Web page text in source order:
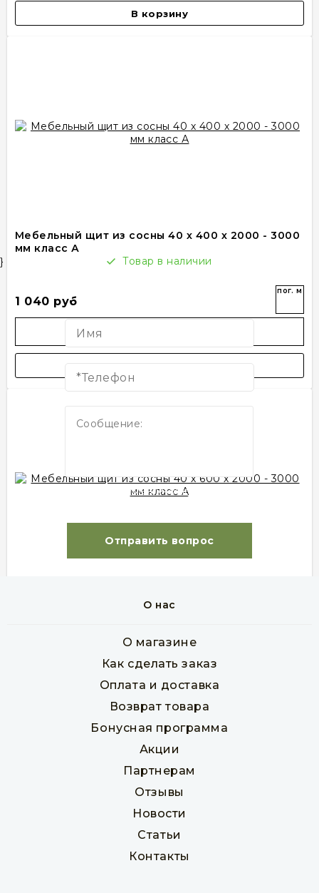
В корзину
Мебельный щит из сосны 40 х 400 х 2000 - 3000
мм класс А
Товар в наличии
1 040 руб
пог. м
В корзину
}
Нужна консультация?
Нажимая кнопку, Вы
Отправить вопрос
О нас
О магазине
Как сделать заказ
Оплата и доставка
Возврат товара
Бонусная программа
Акции
Партнерам
Отзывы
Новости
Статьи
Контакты